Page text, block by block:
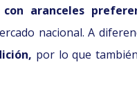
aranceles
nacional. A
por lo que